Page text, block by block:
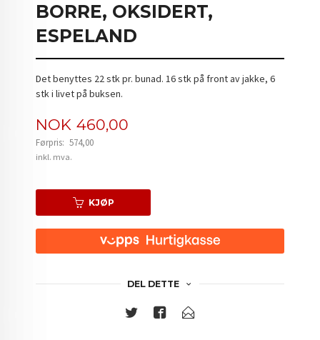
BORRE, OKSIDERT,
ESPELAND
Det benyttes 22 stk pr. bunad. 16 stk på front av jakke, 6
stk i livet på buksen.
Tilbud
NOK 460,00
Førpris: 574,00
Rabatt
inkl. mva.
KJØP
DEL DETTE